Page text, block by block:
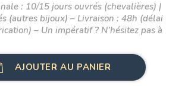
: 10/15 jours ouvrés (chevalières) |
(autres bijoux) – Livraison : 48h (délai
– Un impératif ? N’hésitez pas à
AJOUTER AU PANIER